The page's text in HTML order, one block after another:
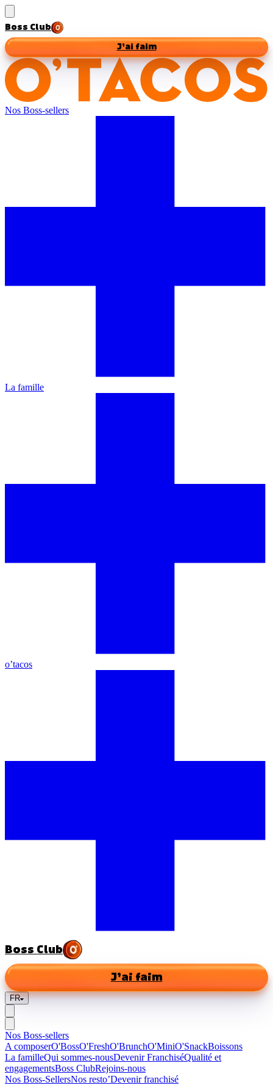
Boss Club
J’ai faim
Nos Boss-sellers
La famille
o’tacos
Boss Club
J’ai faim
FR
Nos Boss-sellers
A composerO'BossO'FreshO'BrunchO'MiniO'SnackBoissons
La familleQui sommes-nousDevenir FranchiséQualité et
engagementsBoss ClubRejoins-nous
Nos Boss-SellersNos resto’Devenir franchisé